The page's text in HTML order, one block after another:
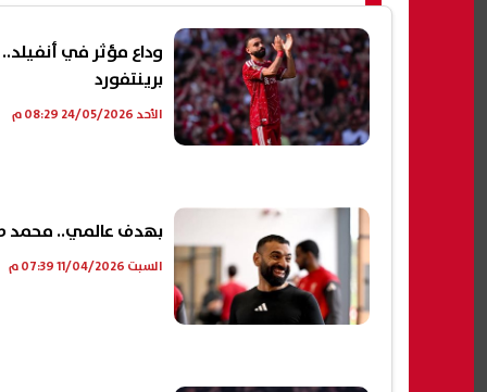
وداع مؤثر في
برينتفورد
الأحد 24/05/2026 08:29 م
بهدف عالمي.. محمد
السبت 11/04/2026 07:39 م